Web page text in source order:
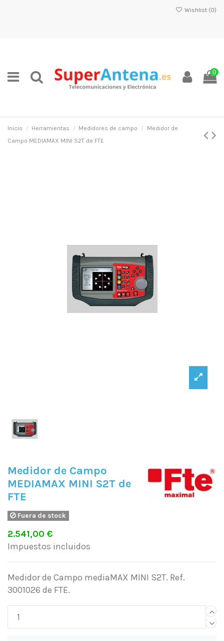
Wishlist (0)
0
Inicio Herramientas Medidores de campo
Medidor de
Campo MEDIAMAX MINI S2T de FTE
Medidor de Campo
MEDIAMAX MINI S2T de
FTE
Fuera de stock
2.541,00 €
Impuestos incluidos
Medidor de Campo mediaMAX MINI S2T. Ref.
3001026 de FTE.